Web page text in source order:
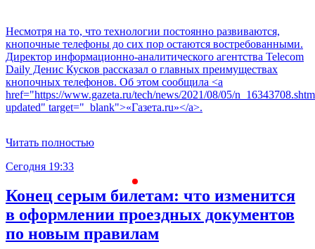
Несмотря на то, что технологии постоянно развиваются,
кнопочные телефоны до сих пор остаются востребованными.
Директор информационно-аналитического агентства Telecom
Daily Денис Кусков рассказал о главных преимуществах
кнопочных телефонов. Об этом сообщила <a
href="https://www.gazeta.ru/tech/news/2021/08/05/
updated" target="_blank">«Газета.ru»</a>.
Читать полностью
Сегодня 19:33
Конец серым билетам: что изменится
в оформлении проездных документов
по новым правилам